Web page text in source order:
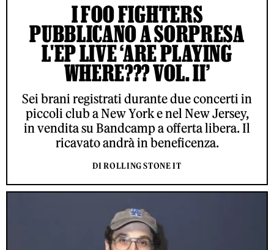
I FOO FIGHTERS
PUBBLICANO A SORPRESA
L'EP LIVE ‘ARE PLAYING
WHERE??? VOL. II’
Sei brani registrati durante due concerti in
piccoli club a New York e nel New Jersey,
in vendita su Bandcamp a offerta libera. Il
ricavato andrà in beneficenza.
DI ROLLING STONE IT